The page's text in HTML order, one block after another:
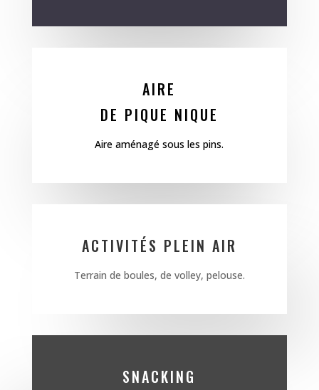
AIRE
DE PIQUE NIQUE
Aire aménagé sous les pins.
ACTIVITÉS PLEIN AIR
Terrain de boules, de volley, pelouse.
SNACKING